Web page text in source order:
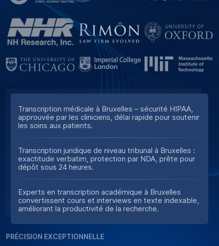
Transcription médicale à Bruxelles – sécurité HIPAA,
approuvée par les cliniciens, délai rapide pour soutenir
les soins aux patients.
Transcription juridique de niveau tribunal à Bruxelles :
exactitude verbatim, protection par NDA, prête pour
dépôt sous 24 heures.
Experts en transcription académique à Bruxelles
convertissent cours et interviews en texte indexable,
améliorant la productivité de la recherche.
PRÉCISION EXCEPTIONNELLE